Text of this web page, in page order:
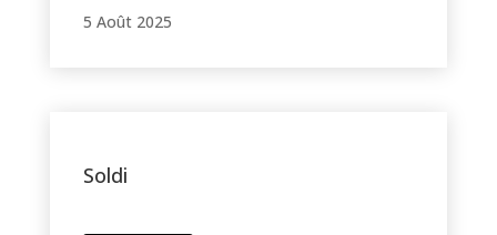
5 Août 2025
Soldi